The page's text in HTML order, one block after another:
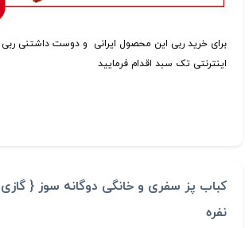
برای خرید ربی این محصول ایرانی و دوست داشتنی ربی
اینترنتی تک سبد اقدام فرمایید
نفره